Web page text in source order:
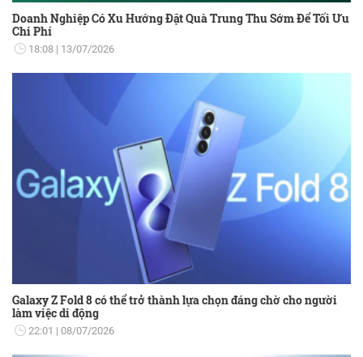
Doanh Nghiệp Có Xu Hướng Đặt Quà Trung Thu Sớm Để Tối Ưu
Chi Phí
18:08 13/07/2026
Galaxy Z Fold 8 có thể trở thành lựa chọn đáng chờ cho người
làm việc di động
22:01 08/07/2026